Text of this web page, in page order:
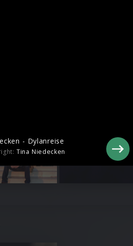
- Dylanreise
Tina Niedecken